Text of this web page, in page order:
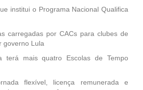
institui o Programa Nacional Qualifica
carregadas por CACs para clubes de
governo Lula
terá mais quatro Escolas de Tempo
flexível, licença remunerada e